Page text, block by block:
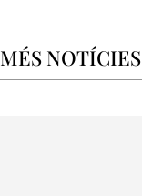
MÉS NOTÍCIES